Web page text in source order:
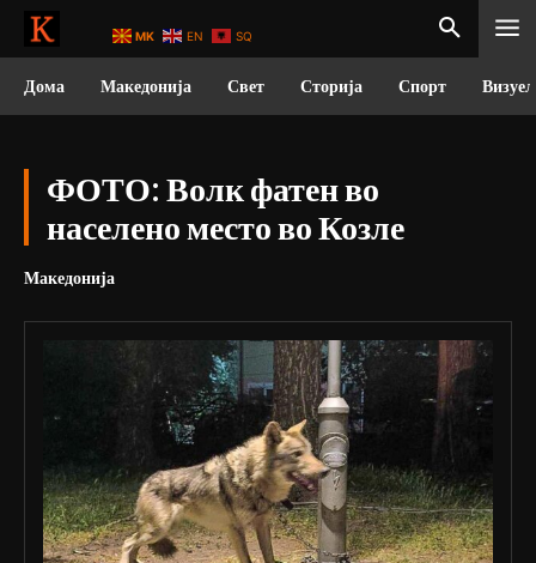
Дома Македонија Свет Сторија Спорт
ФОТО: Волк фатен во
населено место во Козле
Македонија
MK EN SQ